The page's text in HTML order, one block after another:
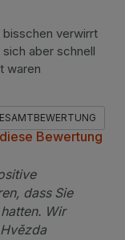
bisschen verwirrt
aber schnell
waren
Bewertung
dass Sie
Wir